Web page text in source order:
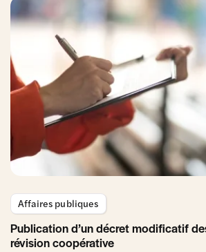
Affaires publiques
Publication d’un décret modificatif
révision coopérative